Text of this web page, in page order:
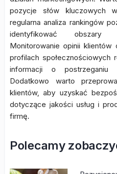
pozycje słów kluczowych
regularna analiza rankingów
identyfikować obszary
Monitorowanie opinii klientów
profilach społecznościowych
informacji o postrzeganiu
Dodatkowo warto
klientów, aby uzyskać
dotyczące jakości usług i
firmę.
Polecamy